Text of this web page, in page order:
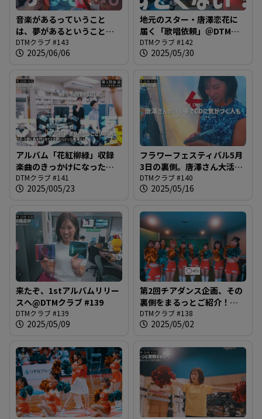
音楽があるっていうこと
は、夢があるということ＠
DTMクラブ #143
DTMクラブ #143
2025/06/06
地元のスター・唐澤恋花に
届く「歌唱依頼」＠DTMク
ラブ #142
DTMクラブ #142
2025/05/30
アルバム「花紅柳緑」収録
楽曲のきっかけになった企
画をまとめて振り返りま
す！＠DTMクラブ #141
DTMクラブ #141
2025/005/23
フラワーフェスティバル5月
3日の裏側。唐澤さん大活躍
＠DTMクラブ #140
DTMクラブ #140
2025/05/16
来たぞ、1stアルバムリリー
スへ@DTMクラブ #139
DTMクラブ #139
2025/05/09
第2回チアダンス企画、その
裏側をまるっとご紹介！！
＠DTMクラブ #138
DTMクラブ #138
2025/05/02